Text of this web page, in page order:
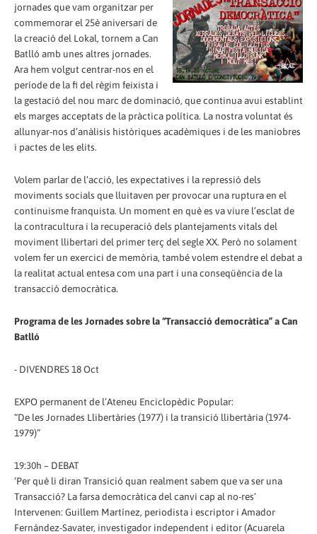
jornades que vam organitzar per
commemorar el 25è aniversari de
la creació del Lokal, tornem a Can
Batlló amb unes altres jornades.
Ara hem volgut centrar-nos en el
període de la fi del règim feixista i
la gestació del nou marc de dominació, que continua avui establint
els marges acceptats de la pràctica política. La nostra voluntat és
allunyar-nos d’anàlisis històriques acadèmiques i de les maniobres
i pactes de les elits.
Volem parlar de l’acció, les expectatives i la repressió dels
moviments socials que lluitaven per provocar una ruptura en el
continuisme franquista. Un moment en què es va viure l’esclat de
la contracultura i la recuperació dels plantejaments vitals del
moviment llibertari del primer terç del segle XX. Però no solament
volem fer un exercici de memòria, també volem estendre el debat a
la realitat actual entesa com una part i una conseqüència de la
transacció democràtica.
Programa de les Jornades sobre la “Transacció democràtica” a Can
Batlló
- DIVENDRES 18 Oct
EXPO permanent de l’Ateneu Enciclopèdic Popular:
“De les Jornades Llibertàries (1977) i la transició llibertària (1974-
1979)”
19:30h – DEBAT
‘Per què li diran Transició quan realment sabem que va ser una
Transacció? La farsa democràtica del canvi cap al no-res’
Intervenen: Guillem Martínez, periodista i escriptor i Amador
Fernández-Savater, investigador independent i editor (Acuarela